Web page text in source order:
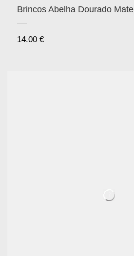
Brincos Abelha Dourado Mate
14.00 €